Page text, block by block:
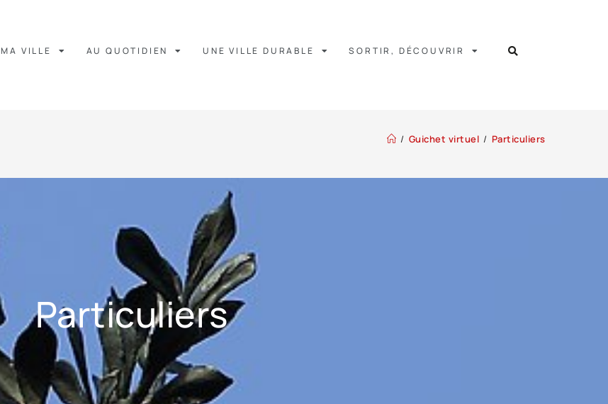
MA VILLE AU QUOTIDIEN UNE VILLE DURABLE SORTIR, DÉCOUVRIR
/ Guichet virtuel / Particuliers
Particuliers